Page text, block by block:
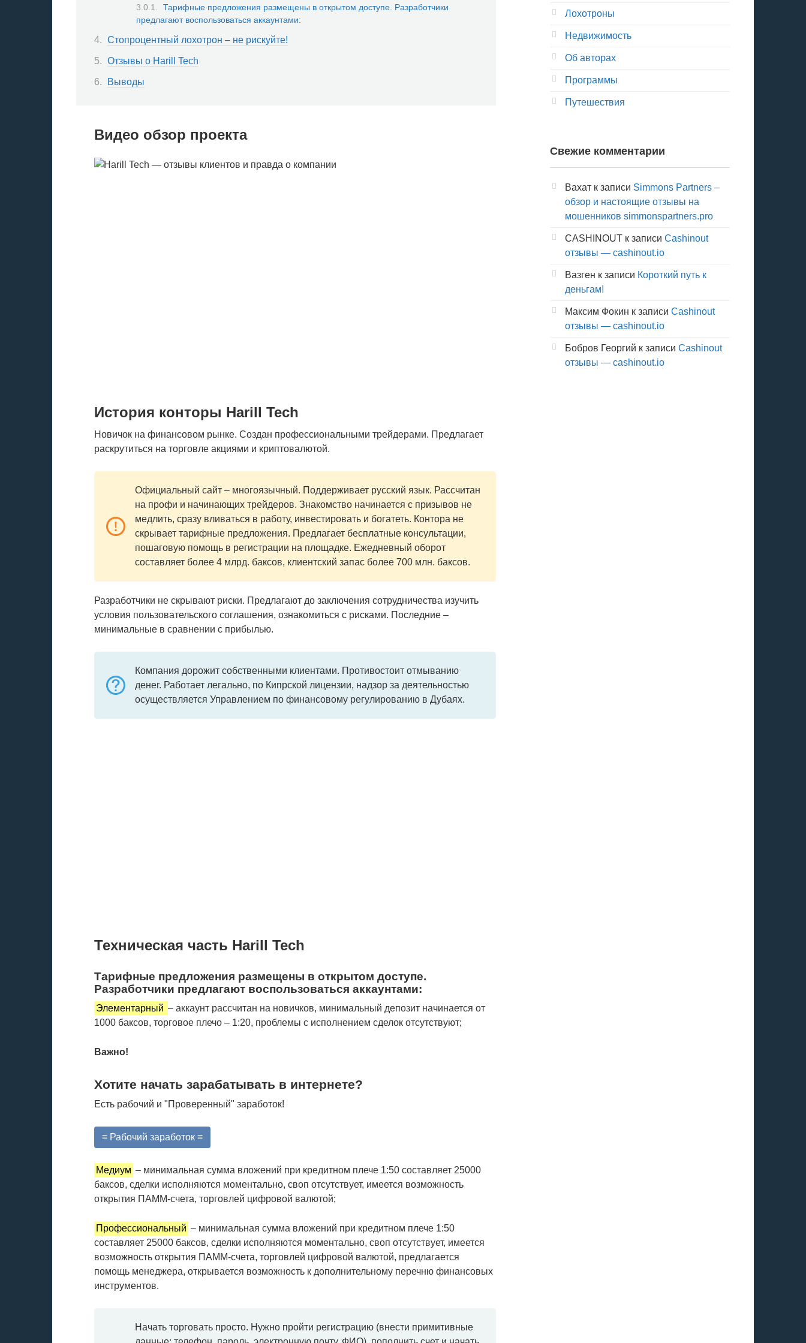
Тарифные предложения размещены в открытом доступе. Разработчики
предлагают воспользоваться аккаунтами:
Стопроцентный лохотрон – не рискуйте!
Отзывы о Harill Tech
Выводы
Видео обзор проекта
История конторы Harill Tech
Hовичок на финансовом рынке. Создан профессиональными трейдерами. Предлагает
раскрутиться на торговле акциями и криптовалютой.
Официальный сайт – многоязычный. Поддерживает русский язык. Рассчитан
на профи и начинающих трейдеров. Знакомство начинается с призывов не
медлить, сразу вливаться в работу, инвестировать и богатеть. Контора не
скрывает тарифные предложения. Предлагает бесплатные консультации,
пошаговую помощь в регистрации на площадке. Ежедневный оборот
составляет более 4 млрд. баксов, клиентский запас более 700 млн. баксов.
Разработчики не скрывают риски. Предлагают до заключения сотрудничества изучить
условия пользовательского соглашения, ознакомиться с рисками. Последние –
минимальные в сравнении с прибылью.
Компания дорожит собственными клиентами. Противостоит отмыванию
денег. Работает легально, по Кипрской лицензии, надзор за деятельностью
осуществляется Управлением по финансовому регулированию в Дубаях.
Техническая часть Harill Tech
Тарифные предложения размещены в открытом доступе.
Разработчики предлагают воспользоваться аккаунтами:
Элементарный – аккаунт рассчитан на новичков, минимальный депозит начинается от
1000 баксов, торговое плечо – 1:20, проблемы с исполнением сделок отсутствуют;
Важно!
Хотите начать зарабатывать в интернете?
Есть рабочий и "Проверенный" заработок!
≡ Рабочий заработок ≡
Медиум – минимальная сумма вложений при кредитном плече 1:50 составляет 25000
баксов, сделки исполняются моментально, своп отсутствует, имеется возможность
открытия ПАММ-счета, торговлей цифровой валютой;
Профессиональный – минимальная сумма вложений при кредитном плече 1:50
составляет 25000 баксов, сделки исполняются моментально, своп отсутствует, имеется
возможность открытия ПАММ-счета, торговлей цифровой валютой, предлагается
помощь менеджера, открывается возможность к дополнительному перечню финансовых
инструментов.
Начать торговать просто. Нужно пройти регистрацию (внести примитивные
Лохотроны
Недвижимость
Об авторах
Программы
Путешествия
Свежие комментарии
Вахат к записи Simmons Partners –
обзор и настоящие отзывы на
мошенников simmonspartners.pro
CASHINOUT к записи Cashinout
отзывы — cashinout.io
Вазген к записи Короткий путь к
деньгам!
Максим Фокин к записи Cashinout
отзывы — cashinout.io
Бобров Георгий к записи Cashinout
отзывы — cashinout.io